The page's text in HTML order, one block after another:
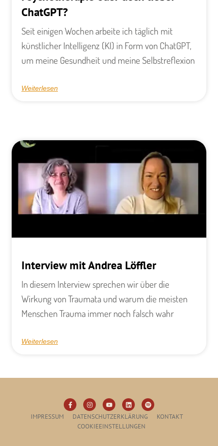
ChatGPT?
Seit einigen Wochen arbeite ich täglich mit
künstlicher Intelligenz (KI) in Form von ChatGPT,
um meine Gesundheit und meine Selbstreflexion
Weiterlesen
Interview mit Andrea Löffler
In diesem Interview sprechen wir über die
Wirkung von Traumata und warum die meisten
Menschen Trauma immer noch falsch wahr
Weiterlesen
IMPRESSUM DATENSCHUTZERKLÄRUNG
KONTAKT
COOKIEEINSTELLUNGEN